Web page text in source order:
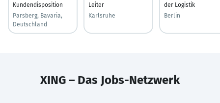
Kundendisposition
Parsberg, Bavaria,
Deutschland
Leiter
Karlsruhe
der Logistik
Berlin
XING – Das Jobs-Netzwerk